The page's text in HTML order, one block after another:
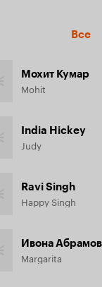
Все
Мохит Кумар
Mohit
India Hickey
Judy
Ravi Singh
Happy Singh
Ивона
Margarita